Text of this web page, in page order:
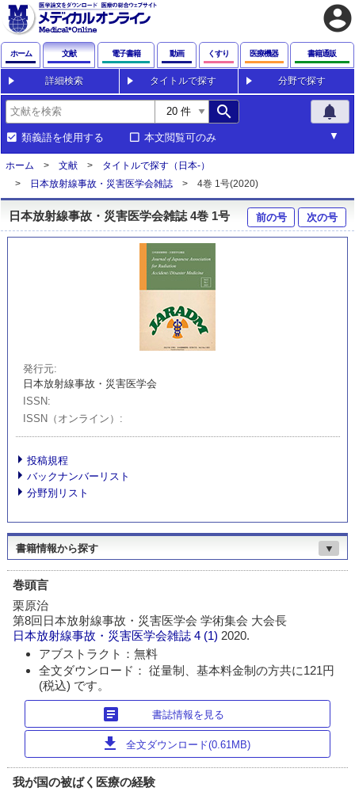
account_circle
ホーム 文献 電子書籍 動画 くすり 医療機器 書籍通販
詳細検索 タイトルで探す 分野で探す
search notifications
類義語を使用する 本文閲覧可のみ
ホーム 文献
タイトルで探す（日本-）
日本放射線事故・災害医学会雑誌
4巻 1号(2020)
日本放射線事故・災害医学会雑誌 4巻 1号 前の号 次の号
発行元
日本放射線事故・災害医学会
ISSN
ISSN（オンライン）
投稿規程
バックナンバーリスト
分野別リスト
書籍情報から探す ▼
巻頭言
栗原治
第8回日本放射線事故・災害医学会 学術集会 大会長
日本放射線事故・災害医学会雑誌 4 (1)2020.
アブストラクト：無料
全文ダウンロード： 従量制、基本料金制の方共に121円
(税込) です。
article 書誌情報を見る
download 全文ダウンロード(0.61MB)
我が国の被ばく医療の経験